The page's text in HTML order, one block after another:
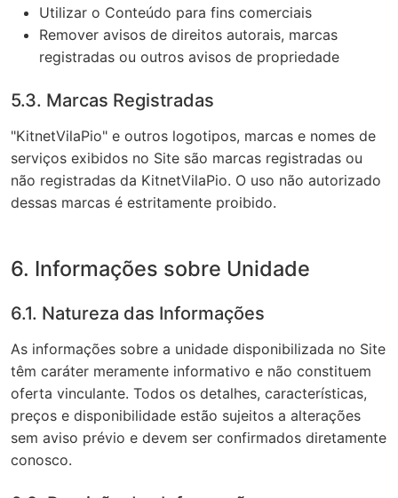
Utilizar o Conteúdo para fins comerciais
Remover avisos de direitos autorais, marcas
registradas ou outros avisos de propriedade
5.3. Marcas Registradas
"KitnetVilaPio" e outros logotipos, marcas e nomes de
serviços exibidos no Site são marcas registradas ou
não registradas da KitnetVilaPio. O uso não autorizado
dessas marcas é estritamente proibido.
6. Informações sobre Unidade
6.1. Natureza das Informações
As informações sobre a unidade disponibilizada no Site
têm caráter meramente informativo e não constituem
oferta vinculante. Todos os detalhes, características,
preços e disponibilidade estão sujeitos a alterações
sem aviso prévio e devem ser confirmados diretamente
conosco.